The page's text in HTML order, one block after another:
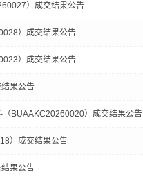
）成交结果公告
）成交结果公告
）成交结果公告
果公告
BUAAKC20260020）成交结果公告
）成交结果公告
果公告